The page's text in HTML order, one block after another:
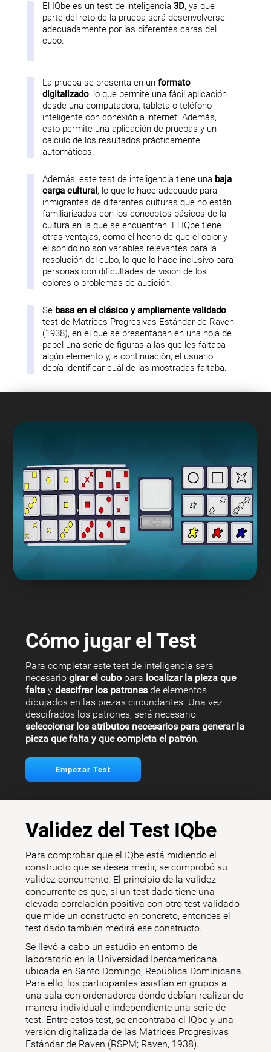
El IQbe es un test de inteligencia3D, ya que
parte del reto de la prueba será desenvolverse
adecuadamente por las diferentes caras del
cubo.
La prueba se presenta en unformato
digitalizado, lo que permite una fácil aplicación
desde una computadora, tableta o teléfono
inteligente con conexión a internet. Además,
esto permite una aplicación de pruebas y un
cálculo de los resultados prácticamente
automáticos.
Además, este test de inteligencia tiene una baja
carga cultural, lo que lo hace adecuado para
inmigrantes de diferentes culturas que no están
familiarizados con los conceptos básicos de la
cultura en la que se encuentran. El IQbe tiene
otras ventajas, como el hecho de que el color y
el sonido no son variables relevantes para la
resolución del cubo, lo que lo hace inclusivo para
personas con dificultades de visión de los
colores o problemas de audición.
Se basa en el clásico y ampliamente validado
test de Matrices Progresivas Estándar de Raven
(1938), en el que se presentaban en una hoja de
papel una serie de figuras a las que les faltaba
algún elemento y, a continuación, el usuario
debía identificar cuál de las mostradas faltaba.
Cómo jugar el Test
Para completar este test de inteligencia será
necesariogirar el cubo para localizar la pieza que
falta ydescifrar los patrones de elementos
dibujados en las piezas circundantes. Una vez
descifrados los patrones, será necesario
seleccionar los atributos necesarios para generar la
pieza que falta y que completa el patrón.
Empezar Test
Validez del Test IQbe
Para comprobar que el IQbe está midiendo el
constructo que se desea medir, se comprobó su
validez concurrente. El principio de la validez
concurrente es que, si un test dado tiene una
elevada correlación positiva con otro test validado
que mide un constructo en concreto, entonces el
test dado también medirá ese constructo.
Se llevó a cabo un estudio en entorno de
laboratorio en la Universidad Iberoamericana,
ubicada en Santo Domingo, República Dominicana.
Para ello, los participantes asistían en grupos a
una sala con ordenadores donde debían realizar de
manera individual e independiente una serie de
test. Entre estos test, se encontraba el IQbe y una
versión digitalizada de las Matrices Progresivas
Estándar de Raven (RSPM; Raven, 1938).